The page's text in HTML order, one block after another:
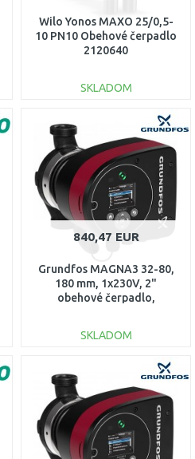
Wilo Yonos MAXO 25/0,5-
10 PN10 Obehové čerpadlo
2120640
SKLADOM
Porovnať
840,47 EUR
Grundfos MAGNA3 32-80,
180 mm, 1x230V, 2"
obehové čerpadlo,
SKLADOM
Porovnať